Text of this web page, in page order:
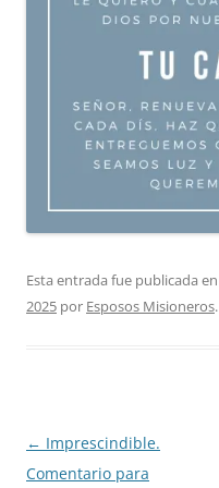
Esta entrada fue publicada en
2025 por Esposos Misioneros.
Navegación
de
← Imprescindible.
Comentario para